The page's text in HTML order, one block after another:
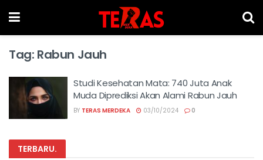
Tag: Rabun Jauh
Studi Kesehatan Mata: 740 Juta Anak
Muda Diprediksi Akan Alami Rabun Jauh
BY TERAS MERDEKA 03/10/2024 0
TERBARU.